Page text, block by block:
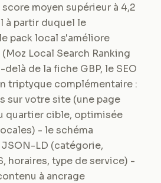
moyen supérieur à 4,2
à partir duquel le
pack local s'améliore
Local Search Ranking
de la fiche GBP, le SEO
triptyque complémentaire :
sur votre site (une page
quartier cible, optimisée
- le schéma
LD (catégorie,
horaires, type de service) -
à ancrage